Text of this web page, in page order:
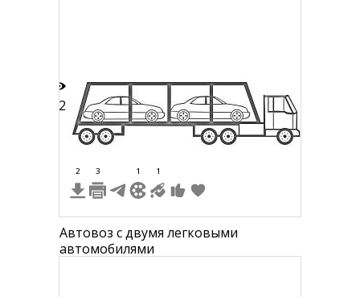
22
2 3 1 1
Автовоз с двумя легковыми
автомобилями